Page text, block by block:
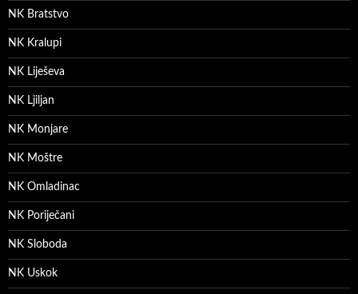
NK Bratstvo
NK Kralupi
NK Liješeva
NK Ljiljan
NK Monjare
NK Moštre
NK Omladinac
NK Poriječani
NK Sloboda
NK Uskok